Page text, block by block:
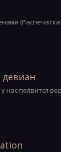
нас появится